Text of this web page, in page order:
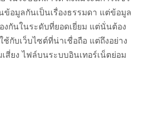
อมูลกันเป็นเรื่องธรรมดา แต่ข้อมูล
งกันในระดับที่ยอดเยี่ยม แต่นั่นต้อง
ช้กับเว็บไซต์ที่น่าเชื่อถือ แต่ถึงอย่าง
สี่ยง ไฟล์บนระบบอินเทอร์เน็ตย่อม